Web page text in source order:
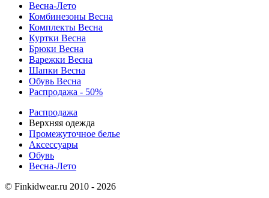
Весна-Лето
Комбинезоны Весна
Комплекты Весна
Куртки Весна
Брюки Весна
Варежки Весна
Шапки Весна
Обувь Весна
Распродажа - 50%
Распродажа
Верхняя одежда
Промежуточное белье
Аксессуары
Обувь
Весна-Лето
© Finkidwear.ru 2010 - 2026